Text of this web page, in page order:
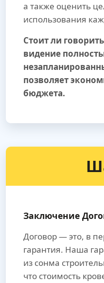
а также оценить
использования
Стоит ли
видение
позволяет
бюджета.
Заключение
Договор — это, в
гарантия. Наша
из сонма
что стоимость